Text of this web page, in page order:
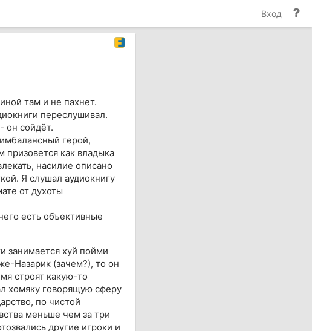
Вход
там и не пахнет.
переслушивал.
он сойдёт.
герой,
призовется как владыка
насилие описано
Я слушал аудиокнигу
от духоты
есть объективные
занимается хуй пойми
Назарик (зачем?), то он
строят какую-то
хомяку говорящую сферу
по чистой
меньше чем за три
другие игроки и